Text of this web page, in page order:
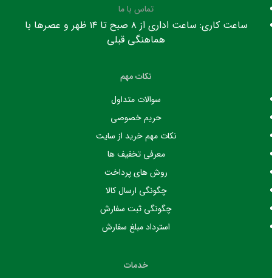
تماس با ما
ساعت کاری: ساعت اداری از ۸ صبح تا ۱۴ ظهر و عصرها با
هماهنگی قبلی
نکات مهم
سوالات متداول
حریم خصوصی
نکات مهم خرید از سایت
معرفی تخفیف ها
روش های پرداخت
چگونگی ارسال کالا
چگونگی ثبت سفارش
استرداد مبلغ سفارش
خدمات